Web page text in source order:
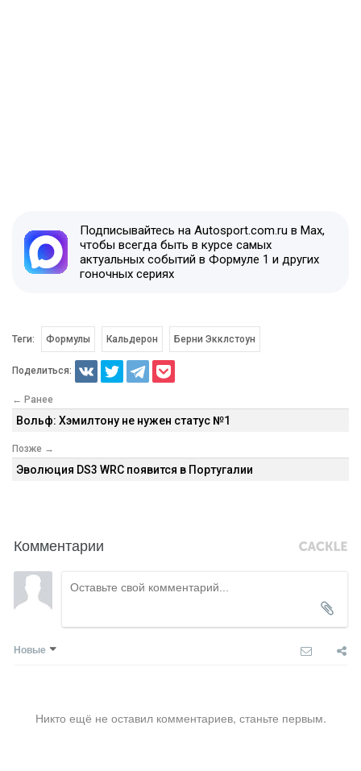
Подписывайтесь на Autosport.com.ru в Max,
чтобы всегда быть в курсе самых
актуальных событий в Формуле 1 и других
гоночных сериях
Теги: Формулы Кальдерон Берни Экклстоун
Поделиться:
← Ранее
Вольф: Хэмилтону не нужен статус №1
Позже →
Эволюция DS3 WRC появится в Португалии
Комментарии
Новые
Никто ещё не оставил комментариев, станьте первым.